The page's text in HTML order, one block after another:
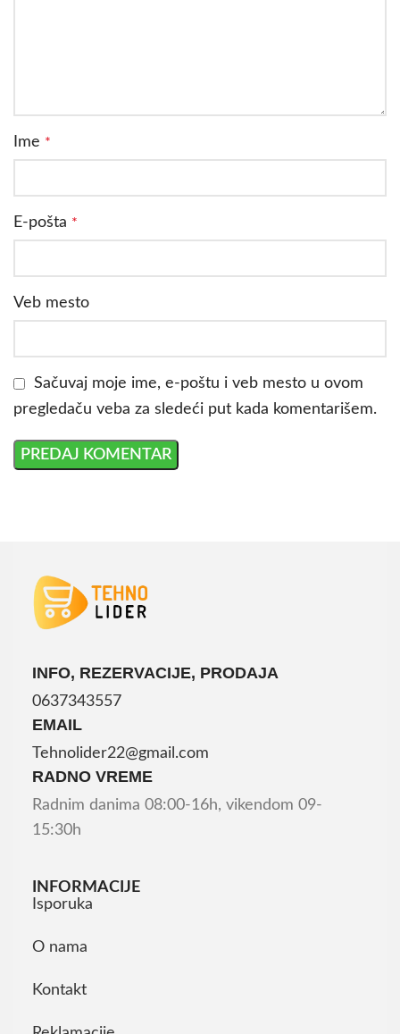
Ime *
E-pošta *
Veb mesto
Sačuvaj moje ime, e-poštu i veb mesto u ovom
pregledaču veba za sledeći put kada komentarišem.
INFO, REZERVACIJE, PRODAJA
0637343557
EMAIL
Tehnolider22@gmail.com
RADNO VREME
Radnim danima 08:00-16h, vikendom 09-
15:30h
INFORMACIJE
Isporuka
O nama
Kontakt